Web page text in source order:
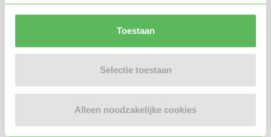
Toestaan
Selectie toestaan
Alleen noodzakelijke cookies
brengen.
Oppas zoeken
Oppaswerk zoeken